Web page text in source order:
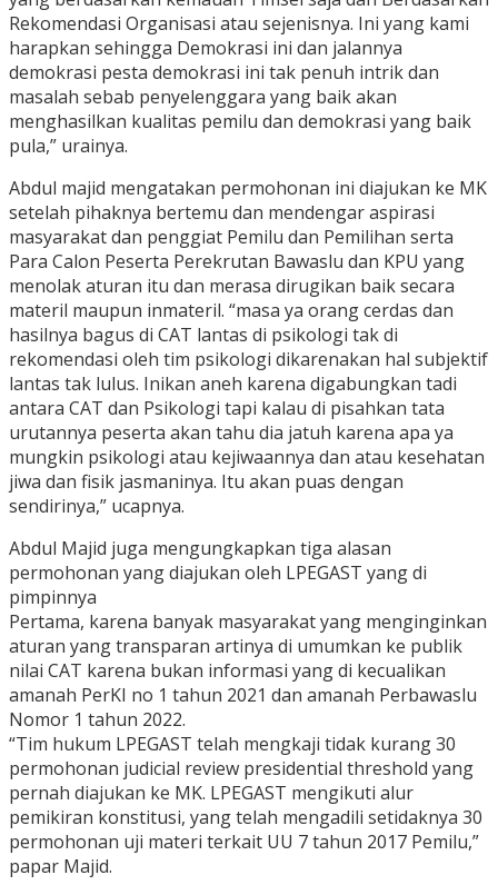
Rekomendasi Organisasi atau sejenisnya. Ini yang kami
harapkan sehingga Demokrasi ini dan jalannya
demokrasi pesta demokrasi ini tak penuh intrik dan
masalah sebab penyelenggara yang baik akan
menghasilkan kualitas pemilu dan demokrasi yang baik
pula,” urainya.
Abdul majid mengatakan permohonan ini diajukan ke MK
setelah pihaknya bertemu dan mendengar aspirasi
masyarakat dan penggiat Pemilu dan Pemilihan serta
Para Calon Peserta Perekrutan Bawaslu dan KPU yang
menolak aturan itu dan merasa dirugikan baik secara
materil maupun inmateril. “masa ya orang cerdas dan
hasilnya bagus di CAT lantas di psikologi tak di
rekomendasi oleh tim psikologi dikarenakan hal subjektif
lantas tak lulus. Inikan aneh karena digabungkan tadi
antara CAT dan Psikologi tapi kalau di pisahkan tata
urutannya peserta akan tahu dia jatuh karena apa ya
mungkin psikologi atau kejiwaannya dan atau kesehatan
jiwa dan fisik jasmaninya. Itu akan puas dengan
sendirinya,” ucapnya.
Abdul Majid juga mengungkapkan tiga alasan
permohonan yang diajukan oleh LPEGAST yang di
pimpinnya
Pertama, karena banyak masyarakat yang menginginkan
aturan yang transparan artinya di umumkan ke publik
nilai CAT karena bukan informasi yang di kecualikan
amanah PerKI no 1 tahun 2021 dan amanah Perbawaslu
Nomor 1 tahun 2022.
“Tim hukum LPEGAST telah mengkaji tidak kurang 30
permohonan judicial review presidential threshold yang
pernah diajukan ke MK. LPEGAST mengikuti alur
pemikiran konstitusi, yang telah mengadili setidaknya 30
permohonan uji materi terkait UU 7 tahun 2017 Pemilu,”
papar Majid.